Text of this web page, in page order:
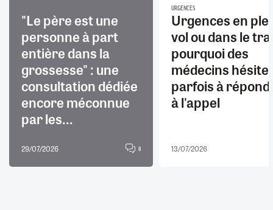
"Le père est une
personne à part
entière dans la
grossesse" : une
consultation dédiée
encore méconnue
par les...
29/07/2026 8
URGENCES
Urgences en
vol ou dans le
pourquoi des
médecins
parfois à
à l'appel
13/07/2026